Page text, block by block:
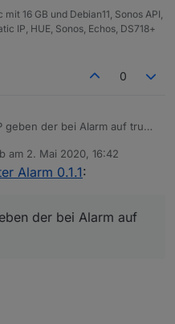
16 GB und Debian11, Sonos API,
IP, HUE, Sonos, Echos, DS718+
0
geben der bei Alarm auf true
files nicht über sayit
die sonos api.
noch nix.
am 2. Mai 2020, 16:42
von
Alarm 0.1.1:
der bei Alarm auf